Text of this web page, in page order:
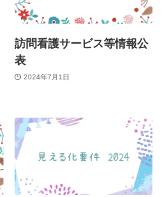
訪問看護サービス等情報公
表
2024年7月1日